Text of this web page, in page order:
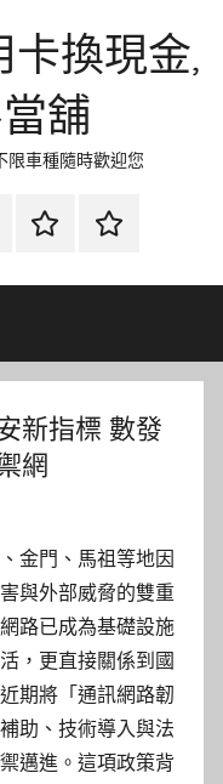
卡換現金,
舖
限車種隨時歡迎您
環
清
聯
徵
新指標 數發
網
金門、馬祖等地因
與外部威脅的雙重
路已成為基礎設施
，更直接關係到國
期將「通訊網路韌
助、技術導入與法
邁進。這項政策背